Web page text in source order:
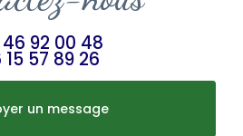
92 00 48
15 57 89 26
un message